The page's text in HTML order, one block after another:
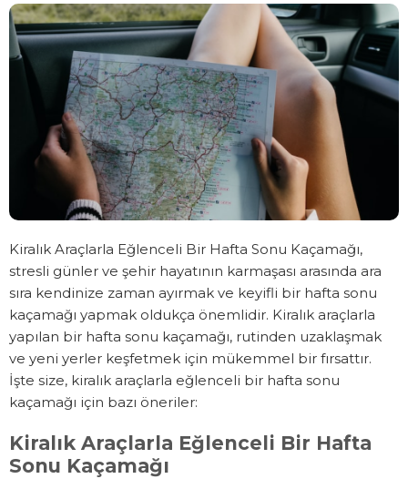
Kiralık Araçlarla Eğlenceli Bir Hafta Sonu Kaçamağı,
stresli günler ve şehir hayatının karmaşası arasında ara
sıra kendinize zaman ayırmak ve keyifli bir hafta sonu
kaçamağı yapmak oldukça önemlidir. Kiralık araçlarla
yapılan bir hafta sonu kaçamağı, rutinden uzaklaşmak
ve yeni yerler keşfetmek için mükemmel bir fırsattır.
İşte size, kiralık araçlarla eğlenceli bir hafta sonu
kaçamağı için bazı öneriler:
Kiralık Araçlarla Eğlenceli Bir Hafta
Sonu Kaçamağı